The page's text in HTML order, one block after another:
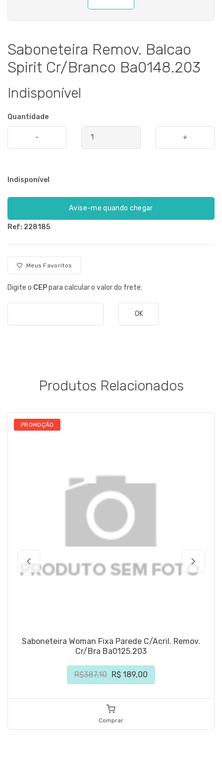
Saboneteira Remov. Balcao
Spirit Cr/Branco Ba0148.203
Indisponível
Quantidade
- +
Indisponível
Avise-me quando chegar
Ref: 228185
Meus Favoritos
Digite o CEPpara calcular o valor do frete:
OK
Produtos Relacionados
PROMOÇÃO
Saboneteira Woman Fixa Parede C/Acril. Remov.
Cr/Bra Ba0125.203
R$387,10 R$ 189,00
Comprar